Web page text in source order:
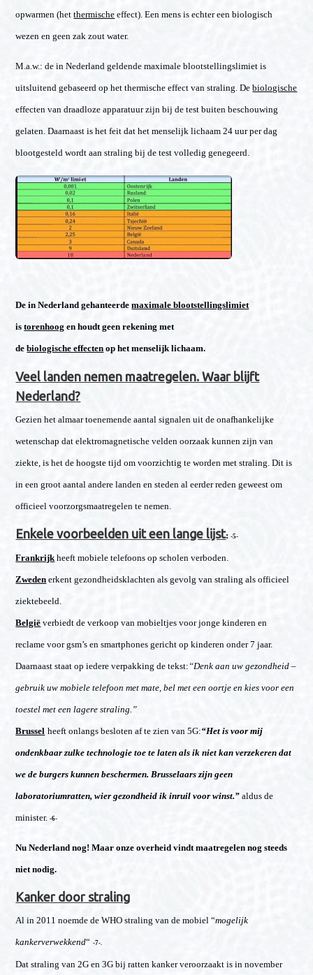
opwarmen (hetthermische effect). Een mens is echter een biologisch
wezen en geen zak zout water.
M.a.w.: de in Nederland geldende maximale blootstellingslimiet is
uitsluitend gebaseerd op het thermische effect van straling. Debiologische
effecten van draadloze apparatuur zijn bij de test buiten beschouwing
gelaten. Daarnaast is het feit dat het menselijk lichaam 24 uur per dag
blootgesteld wordt aan straling bij de test volledig genegeerd.
De in Nederland gehanteerdemaximale blootstellingslimiet
istorenhoog en houdt geen rekening met
debiologische effecten op het menselijk lichaam.
Veel landen nemen maatregelen. Waar blijft
Nederland?
Gezien het almaar toenemende aantal signalen uit de onafhankelijke
wetenschap dat elektromagnetische velden oorzaak kunnen zijn van
ziekte, is het de hoogste tijd om voorzichtig te worden met straling. Dit is
in een groot aantal andere landen en steden al eerder reden geweest om
officieel voorzorgsmaatregelen te nemen.
Enkele voorbeelden uit een lange lijst:-5-
Frankrijk heeft mobiele telefoons op scholen verboden.
Zweden erkent gezondheidsklachten als gevolg van straling als officieel
ziektebeeld.
België verbiedt de verkoop van mobieltjes voor jonge kinderen en
reclame voor gsm’s en smartphones gericht op kinderen onder 7 jaar.
Daarnaast staat op iedere verpakking de tekst: “Denk aan uw gezondheid –
gebruik uw mobiele telefoon met mate, bel met een oortje en kies voor een
toestel met een lagere straling.”
Brussel heeft onlangs besloten af te zien van 5G:“Het is voor mij
ondenkbaar zulke technologie toe te laten als ik niet kan verzekeren dat
we de burgers kunnen beschermen. Brusselaars zijn geen
laboratoriumratten, wier gezondheid ik inruil voor winst.”aldus de
minister.-6-
Nu Nederland nog! Maar onze overheid vindt maatregelen nog steeds
niet nodig.
Kanker door straling
Al in 2011 noemde de WHO straling van de mobiel “mogelijk
kankerverwekkend“ -7-.
Dat straling van 2G en 3G bij ratten kanker veroorzaakt is in november